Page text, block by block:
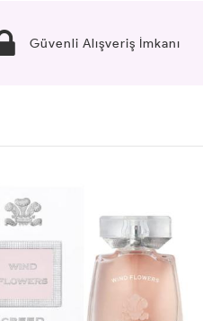
Güvenli Alışveriş İmkanı